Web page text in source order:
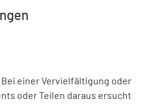
einer Vervielfältigung oder
oder Teilen daraus ersucht